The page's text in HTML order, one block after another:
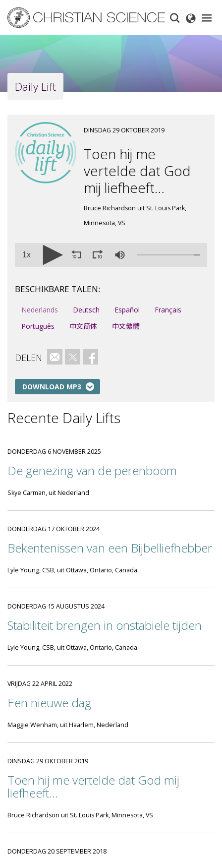
main
content
Daily Lift
DINSDAG 29 OKTOBER 2019
Toen hij me
vertelde dat God
mij liefheeft…
Bruce Richardson uit St. Louis Park,
Minnesota, VS
1x
BESCHIKBARE TALEN:
Nederlands Deutsch Español
Français
Português
中文简体 中文繁體
DELEN E-mailTwitterFacebook
DOWNLOAD MP3
Recente Daily Lifts
DONDERDAG 6 NOVEMBER 2025
De genezing van de perenboom
Skye Carman, uit Nederland
DONDERDAG 17 OKTOBER 2024
Bekentenissen van een Bijbelliefhebber
Lyle Young, CSB, uit Ottawa, Ontario, Canada
DONDERDAG 15 AUGUSTUS 2024
Stabiliteit brengen in onstabiele tijden
Lyle Young, CSB, uit Ottawa, Ontario, Canada
VRIJDAG 22 APRIL 2022
Een nieuwe dag
Maggie Wenham, uit Haarlem, Nederland
DINSDAG 29 OKTOBER 2019
Toen hij me vertelde dat God mij
liefheeft…
Bruce Richardson uit St. Louis Park, Minnesota, VS
DONDERDAG 20 SEPTEMBER 2018